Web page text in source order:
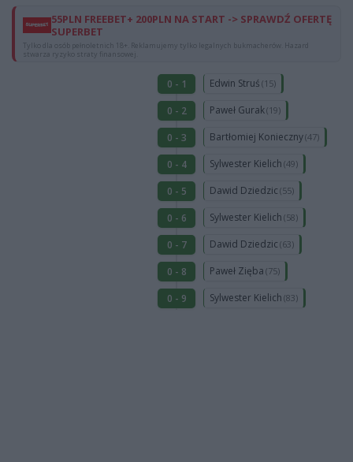
55PLN FREEBET+ 200PLN NA START -> SPRAWDŹ OFERTĘ
SUPERBET
Tylko dla osób pełnoletnich 18+. Reklamujemy tylko legalnych bukmacherów. Hazard
stwarza ryzyko straty finansowej.
0 - 1 Edwin Struś (15)
0 - 2 Paweł Gurak(19)
0 - 3 Bartłomiej Konieczny(47)
0 - 4 Sylwester Kielich (49)
0 - 5 Dawid Dziedzic (55)
0 - 6 Sylwester Kielich (58)
0 - 7 Dawid Dziedzic (63)
0 - 8 Paweł Zięba (75)
0 - 9 Sylwester Kielich (83)